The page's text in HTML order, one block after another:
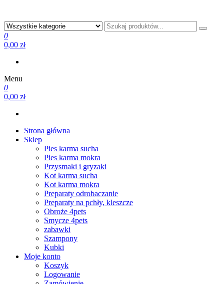
0
0,00 zł
Menu
0
0,00 zł
Strona główna
Sklep
Pies karma sucha
Pies karma mokra
Przysmaki i gryzaki
Kot karma sucha
Kot karma mokra
Preparaty odrobaczanie
Preparaty na pchły, kleszcze
Obroże 4pets
Smycze 4pets
zabawki
Szampony
Kubki
Moje konto
Koszyk
Logowanie